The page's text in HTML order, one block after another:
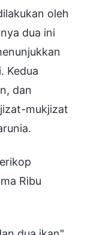
oleh
dua ini
Kedua
dan
mukjizat
Ribu